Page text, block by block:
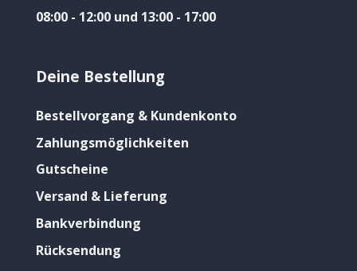
08:00 - 12:00 und 13:00 - 17:00
Deine Bestellung
Bestellvorgang & Kundenkonto
Zahlungsmöglichkeiten
Gutscheine
Versand & Lieferung
Bankverbindung
Rücksendung